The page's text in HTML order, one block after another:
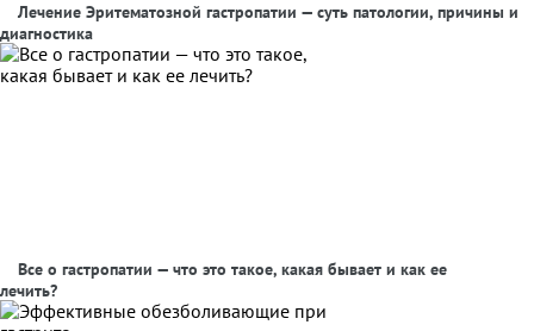
Лечение Эритематозной гастропатии — суть патологии, причины и
диагностика
Все о гастропатии — что это такое, какая бывает и как ее
лечить?